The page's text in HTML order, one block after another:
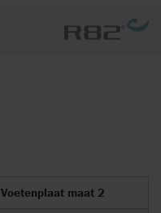
Voetenplaat maat 2